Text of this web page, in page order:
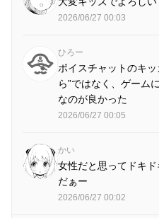
2026/06/27 00:03
ひろー
ボイスチャットのキ
ら”ではなく、ゲーム
なのが良かった
2026/06/27 00:05
かい
女性だと思ってドキ
だぁー
2026/06/27 00:02